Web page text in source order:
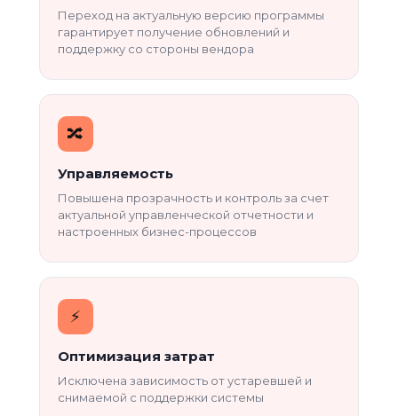
Переход на актуальную версию программы
гарантирует получение обновлений и
поддержку со стороны вендора
🔀
Управляемость
Повышена прозрачность и контроль за счет
актуальной управленческой отчетности и
настроенных бизнес-процессов
⚡
Оптимизация затрат
Исключена зависимость от устаревшей и
снимаемой с поддержки системы